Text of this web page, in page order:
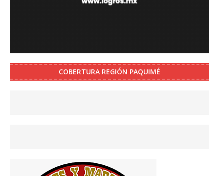
COBERTURA REGIÓN PAQUIMÉ